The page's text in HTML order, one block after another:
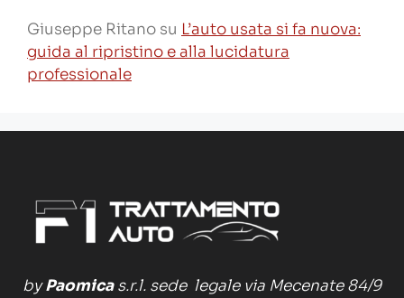
Giuseppe Ritano su L’auto usata si fa nuova:
guida al ripristino e alla lucidatura
professionale
byPaomicas.r.l. sede legale via Mecenate 84/9